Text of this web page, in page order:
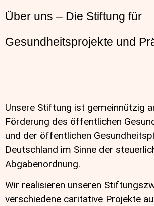
Über uns – Die Stiftung für
Gesundheitsprojekte und
Unsere Stiftung ist gemeinnützig
Förderung des öffentlichen
und der öffentlichen
Deutschland im Sinne der
Abgabenordnung.
Wir realisieren unseren
verschiedene caritative Projekte